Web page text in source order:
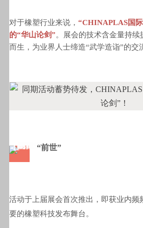
对于橡塑行业来说， “CHINAPLAS国
的“华山论剑”。 展会的技术含金量持续
而生，为业界人士缔造“武学造诣”的交
1F “前世”
活动于上届展会首次推出，即获业内频
要的橡塑科技发布舞台。